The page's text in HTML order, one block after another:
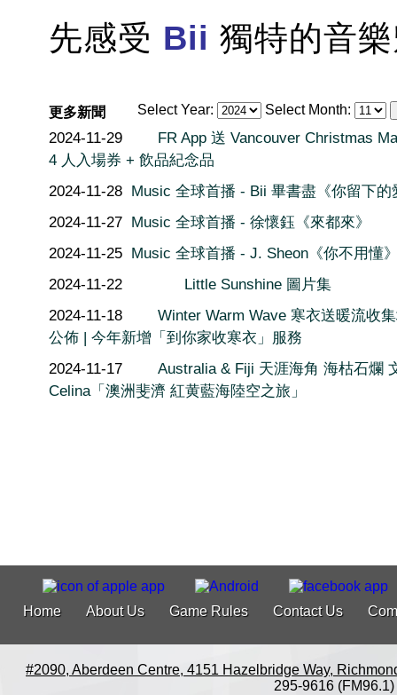
先感受 Bii 獨特的音
Select Year: Select Month:
更多新聞
2024-11-29
FR App 送 Vancouver Christmas
4 人入場券 + 飲品紀念品
2024-11-28 Music 全球首播 - Bii 畢書盡《你留下的
2024-11-27 Music 全球首播 - 徐懷鈺《來都來》
2024-11-25 Music 全球首播 - J. Sheon《你不用懂
2024-11-22
Little Sunshine 圖片集
2024-11-18
Winter Warm Wave 寒衣送暖流收
公佈 | 今年新增「到你家收寒衣」服務
2024-11-17
Australia & Fiji 天涯海角 海枯石爛
Celina「澳洲斐濟 紅黄藍海陸空之旅」
Home About Us Game Rules Contact Us
#2090, Aberdeen Centre, 4151 Hazelbridge Way,
295-9616 (FM96.1)